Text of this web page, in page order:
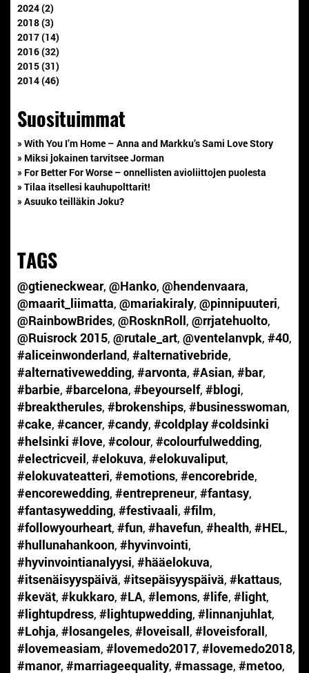
2024 (2)
2018 (3)
2017 (14)
2016 (32)
2015 (31)
2014 (46)
Suosituimmat
» With You I’m Home – Anna and Markku’s Sami Love Story
» Miksi jokainen tarvitsee Jorman
» For Better For Worse – onnellisten avioliittojen puolesta
» Tilaa itsellesi kauhupolttarit!
» Asuuko teilläkin Joku?
TAGS
@gtieneckwear, @Hanko, @hendenvaara,
@maarit_liimatta, @mariakiraly, @pinnipuuteri,
@RainbowBrides, @RosknRoll, @rrjatehuolto,
@Ruisrock 2015, @rutale_art, @ventelanvpk, #40,
#aliceinwonderland, #alternativebride,
#alternativewedding, #arvonta, #Asian, #bar,
#barbie, #barcelona, #beyourself, #blogi,
#breaktherules, #brokenships, #businesswoman,
#cake, #cancer, #candy, #coldplay #coldsinki
#helsinki #love, #colour, #colourfulwedding,
#electricveil, #elokuva, #elokuvaliput,
#elokuvateatteri, #emotions, #encorebride,
#encorewedding, #entrepreneur, #fantasy,
#fantasywedding, #festivaali, #film,
#followyourheart, #fun, #havefun, #health, #HEL,
#hullunahankoon, #hyvinvointi,
#hyvinvointianalyysi, #hääelokuva,
#itsenäisyyspäivä, #itsepäisyyspäivä, #kattaus,
#kevät, #kukkaro, #LA, #lemons, #life, #light,
#lightupdress, #lightupwedding, #linnanjuhlat,
#Lohja, #losangeles, #loveisall, #loveisforall,
#lovemeasiam, #lovemedo2017, #lovemedo2018,
#manor, #marriageequality, #massage, #metoo,